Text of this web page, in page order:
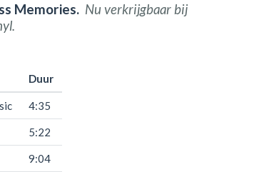
Memories. Nu verkrijgbaar bij
Duur
4:35
5:22
9:04